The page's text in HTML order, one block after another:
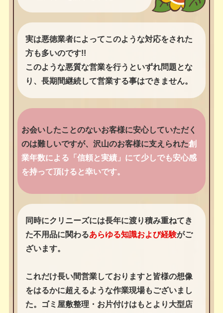
実は悪徳業者によってこのような対応をされた
方も多いのです!!
このような悪質な営業を行うといずれ問題とな
り、長期間継続して営業する事はできません。
お会いしたことのないお客様に安心していただく
のは難しいですが、沢山のお客様に支えられた創
業年数による「信頼と実績」にて少しでも安心感
を持って頂けると幸いです。
同時にクリニーズには長年に渡り積み重ねてき
た不用品に関わるあらゆる知識および経験がご
ざいます。
これだけ長い間営業しておりますと皆様の想像
をはるかに超えるような作業現場もございまし
た。ゴミ屋敷整理・お片付けはもとより大型店